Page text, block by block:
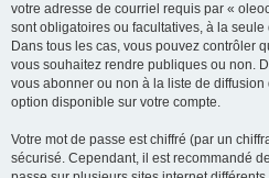
votre adresse de courriel requis par «
sont obligatoires ou facultatives, à la
Dans tous les cas, vous pouvez contrôler
vous souhaitez rendre publiques ou non.
vous abonner ou non à la liste de
option disponible sur votre compte.
Votre mot de passe est chiffré (par un
sécurisé. Cependant, il est recommandé